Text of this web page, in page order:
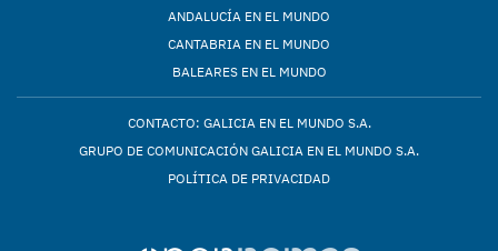
ANDALUCÍA EN EL MUNDO
CANTABRIA EN EL MUNDO
BALEARES EN EL MUNDO
CONTACTO: GALICIA EN EL MUNDO S.A.
GRUPO DE COMUNICACIÓN GALICIA EN EL MUNDO S.A.
POLÍTICA DE PRIVACIDAD